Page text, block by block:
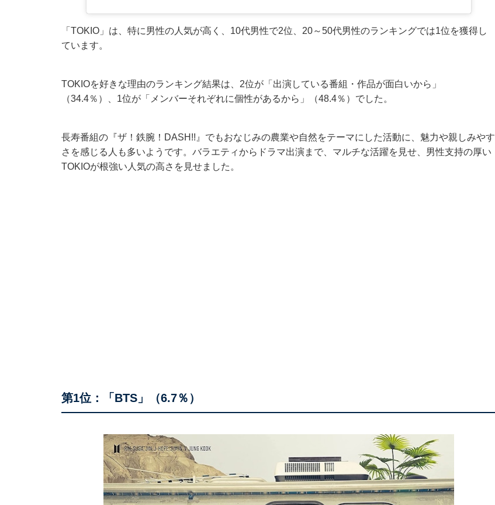
「TOKIO」は、特に男性の人気が高く、10代男性で2位、20～50代男性のランキングでは1位を獲得し
ています。
TOKIOを好きな理由のランキング結果は、2位が「出演している番組・作品が面白いから」
（34.4％）、1位が「メンバーそれぞれに個性があるから」（48.4％）でした。
長寿番組の『ザ！鉄腕！DASH!!』でもおなじみの農業や自然をテーマにした活動に、魅力や親しみやす
さを感じる人も多いようです。バラエティからドラマ出演まで、マルチな活躍を見せ、男性支持の厚い
TOKIOが根強い人気の高さを見せました。
第1位：「BTS」（6.7％）